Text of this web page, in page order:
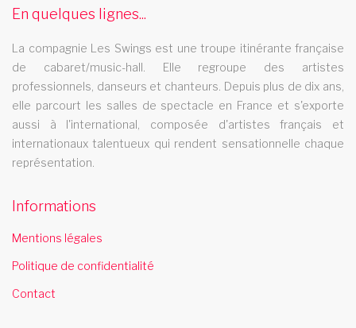
languedoc roussillon
La revue cabaret Les Swings se deplace dans la region
strasbourg
En quelques lignes...
La compagnie Les Swings est une troupe itinérante française
de cabaret/music-hall. Elle regroupe des artistes
professionnels, danseurs et chanteurs. Depuis plus de dix ans,
elle parcourt les salles de spectacle en France et s'exporte
aussi à l'international, composée d'artistes français et
internationaux talentueux qui rendent sensationnelle chaque
représentation.
Informations
Mentions légales
Politique de confidentialité
Contact